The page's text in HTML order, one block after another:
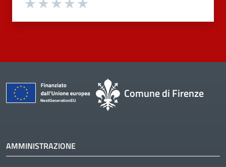
Comune di Firenze
AMMINISTRAZIONE